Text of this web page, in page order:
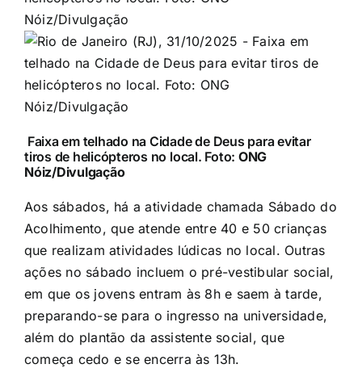
Faixa em telhado na Cidade de Deus para evitar
tiros de helicópteros no local. Foto: ONG
Nóiz/Divulgação
Aos sábados, há a atividade chamada Sábado do
Acolhimento, que atende entre 40 e 50 crianças
que realizam atividades lúdicas no local. Outras
ações no sábado incluem o pré-vestibular social,
em que os jovens entram às 8h e saem à tarde,
preparando-se para o ingresso na universidade,
além do plantão da assistente social, que
começa cedo e se encerra às 13h.